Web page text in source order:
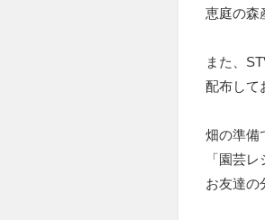
恵庭の森
また、
配布して
畑の準備
「園芸
お友達の